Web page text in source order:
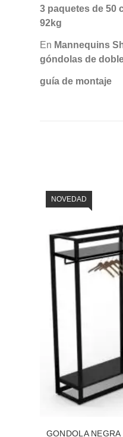
3 paquetes de 50
92kg
En Mannequins
góndolas de
guía de montaje
NOVEDAD
GONDOLA